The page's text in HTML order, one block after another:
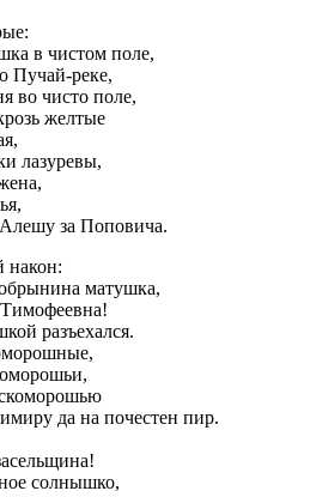
в чистом поле,
Пучай-реке,
во чисто поле,
желтые
лазуревы,
за Поповича.
након:
матушка,
разъехался.
да на почестен пир.
солнышко,